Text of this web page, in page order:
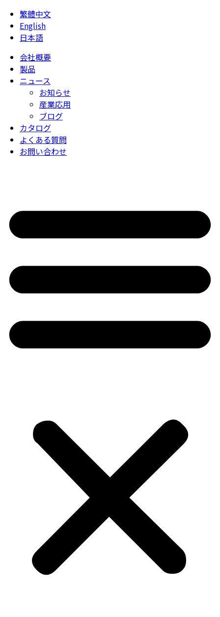
繁體中文
English
日本語
会社概要
製品
ニュース
お知らせ
産業応用
ブログ
カタログ
よくある質問
お問い合わせ